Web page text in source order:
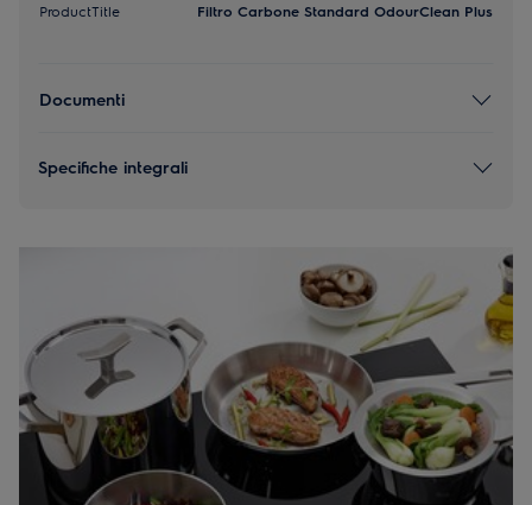
ProductTitle Filtro Carbone Standard OdourClean Plus
Documenti
Specifiche integrali